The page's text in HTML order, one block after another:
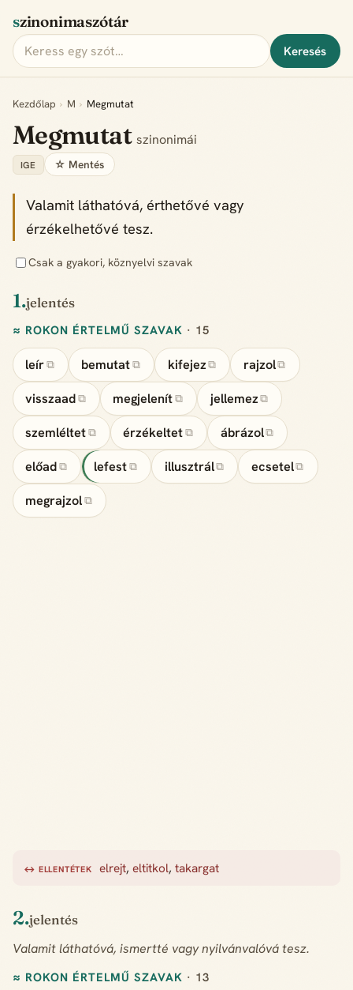
szinonimaszótár
Keresés
Kezdőlap › M › Megmutat
Megmutatszinonimái
IGE ☆ Mentés
Valamit láthatóvá, érthetővé vagy
érzékelhetővé tesz.
Csak a gyakori, köznyelvi szavak
1.jelentés
≈ ROKON ÉRTELMŰ SZAVAK · 15
leír ⧉ bemutat ⧉ kifejez ⧉ rajzol⧉
visszaad ⧉ megjelenít ⧉ jellemez ⧉
szemléltet ⧉ érzékeltet ⧉ ábrázol⧉
előad ⧉ lefest ⧉ illusztrál⧉ ecsetel⧉
megrajzol ⧉
↔ ELLENTÉTEK elrejt,eltitkol,takargat
2.jelentés
Valamit láthatóvá, ismertté vagy nyilvánvalóvá tesz.
≈ ROKON ÉRTELMŰ SZAVAK · 13